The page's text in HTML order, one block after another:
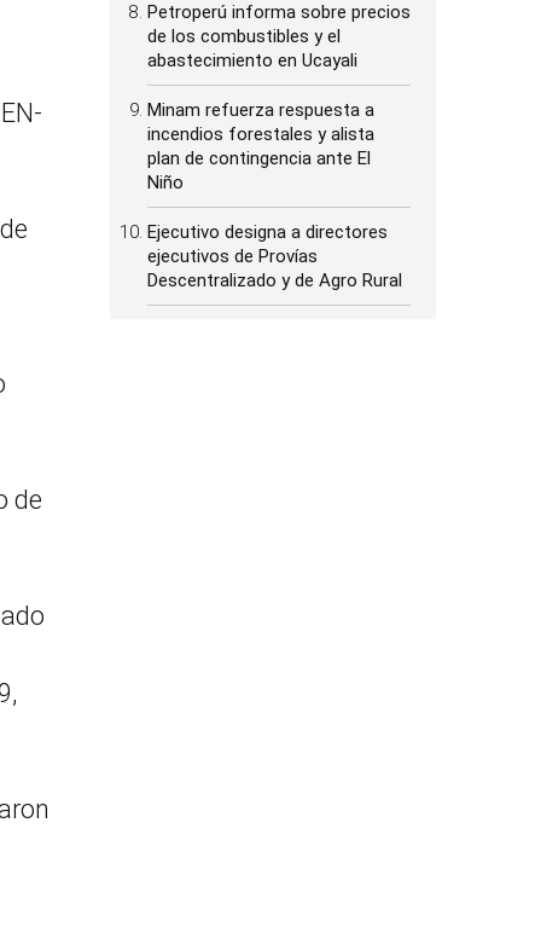
de
Petroperú informa sobre precios
de los combustibles y el
abastecimiento en Ucayali
Minam refuerza respuesta a
incendios forestales y alista
plan de contingencia ante El
Niño
Ejecutivo designa a directores
ejecutivos de Provías
Descentralizado y de Agro Rural